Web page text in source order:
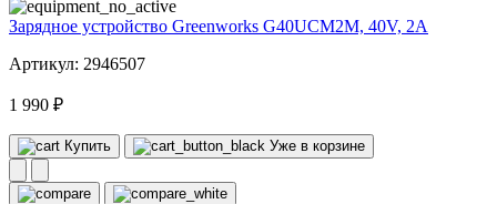
Зарядное устройство Greenworks G40UCM2M, 40V, 2A
Артикул: 2946507
1 990 ₽
Купить Уже в корзине